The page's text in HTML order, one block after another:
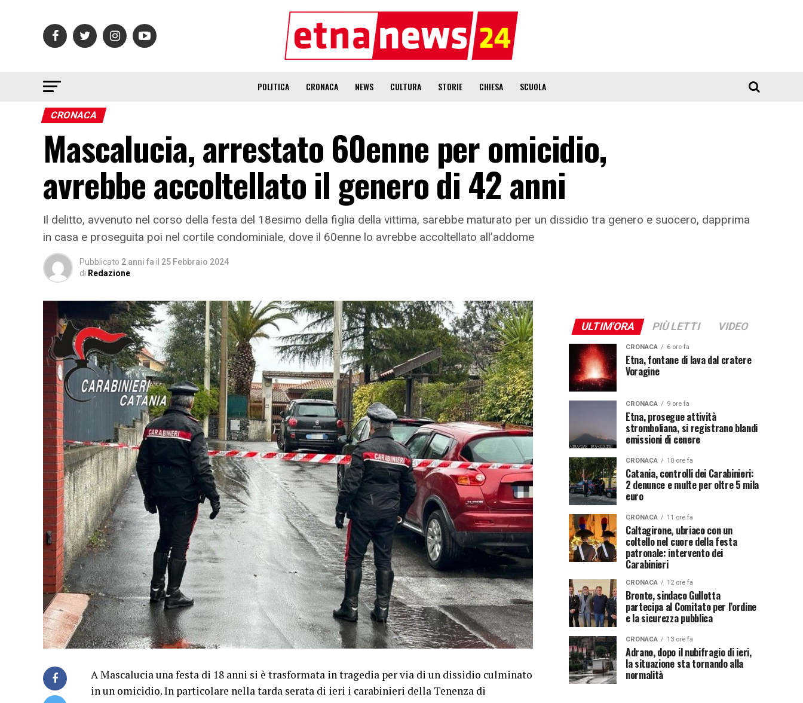
POLITICA CRONACA NEWS CULTURA STORIE CHIESA SCUOLA
CRONACA
Mascalucia, arrestato 60enne per omicidio,
avrebbe accoltellato il genero di 42 anni
Il delitto, avvenuto nel corso della festa del 18esimo della figlia della vittima, sarebbe maturato per un dissidio tra genero e suocero, dapprima
in casa e proseguita poi nel cortile condominiale, dove il 60enne lo avrebbe accoltellato all’addome
Pubblicato 2 anni fa il 25 Febbraio 2024
di Redazione
A Mascalucia una festa di 18 anni si è trasformata in tragedia per via di un dissidio culminato
in un omicidio. In particolare nella tarda serata di ieri i carabinieri della Tenenza di
ULTIM'ORA PIÙ LETTI VIDEO
CRONACA 6 ore fa
Etna, fontane di lava dal cratere
Voragine
CRONACA 9 ore fa
Etna, prosegue attività
stromboliana, si registrano blandi
emissioni di cenere
CRONACA 10 ore fa
Catania, controlli dei Carabinieri:
2 denunce e multe per oltre 5 mila
euro
CRONACA 11 ore fa
Caltagirone, ubriaco con un
coltello nel cuore della festa
patronale: intervento dei
Carabinieri
CRONACA 12 ore fa
Bronte, sindaco Gullotta
partecipa al Comitato per l’ordine
e la sicurezza pubblica
CRONACA 13 ore fa
Adrano, dopo il nubifragio di ieri,
la situazione sta tornando alla
normalità